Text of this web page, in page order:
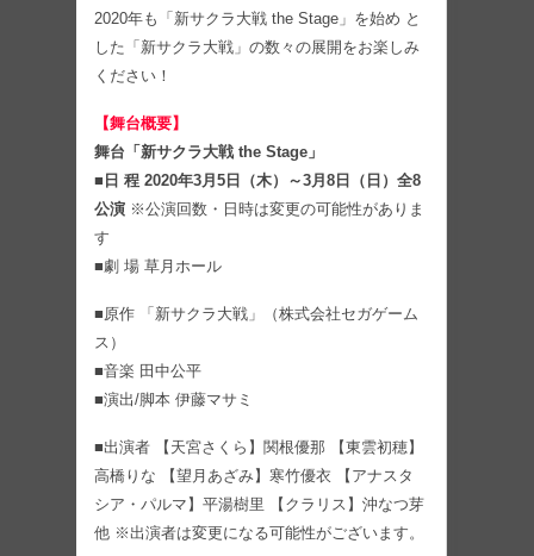
2020年も「新サクラ大戦 the Stage」を始め と
した「新サクラ大戦」の数々の展開をお楽しみ
ください！
【舞台概要】
舞台「新サクラ大戦 the Stage」
■日 程 2020年3月5日（木）～3月8日（日）全8
公演 ※公演回数・日時は変更の可能性がありま
す
■劇 場 草月ホール
■原作 「新サクラ大戦」（株式会社セガゲーム
ス）
■音楽 田中公平
■演出/脚本 伊藤マサミ
■出演者 【天宮さくら】関根優那 【東雲初穂】
高橋りな 【望月あざみ】寒竹優衣 【アナスタ
シア・パルマ】平湯樹里 【クラリス】沖なつ芽
他 ※出演者は変更になる可能性がございます。